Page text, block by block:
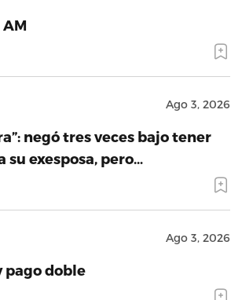
AM
Ago 3, 2026
negó tres veces bajo tener
su exesposa, pero…
Ago 3, 2026
pago doble